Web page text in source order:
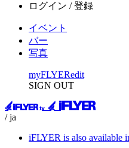
ログイン / 登録
イベント
バー
写真
myFLYERedit
SIGN OUT
/ ja
iFLYER is also available